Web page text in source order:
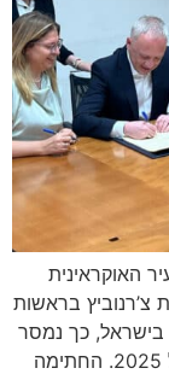
האוקראינית
צ’רנוביץ בראשות
בישראל, כך נמסר
משגרירות אוקראינה בישראל ב-27 באפריל 2025. החתימה